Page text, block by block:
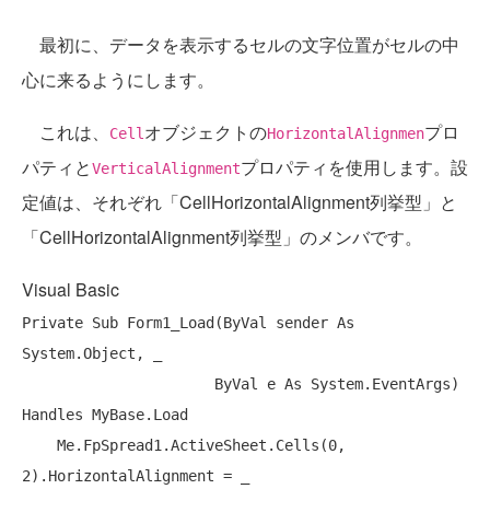
最初に、データを表示するセルの文字位置がセルの中
心に来るようにします。
これは、 CellオブジェクトのHorizontalAlignmenプロ
パティとVerticalAlignmentプロパティを使用します。設
定値は、それぞれ「CellHorizontalAlignment列挙型」と
「CellHorizontalAlignment列挙型」のメンバです。
Visual Basic
Private Sub Form1_Load(ByVal sender As
System.Object, _
ByVal e As
Handles MyBase.Load
Me.FpSpread1.ActiveSheet.Cells(0,
2).HorizontalAlignment = _